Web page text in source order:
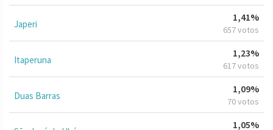
Japeri
1,41%
657 votos
Itaperuna
1,23%
617 votos
Duas Barras
1,09%
70 votos
1,05%